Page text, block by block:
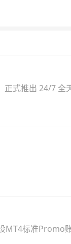
式推出 24/7 全
易细则。
MT4标准Promo